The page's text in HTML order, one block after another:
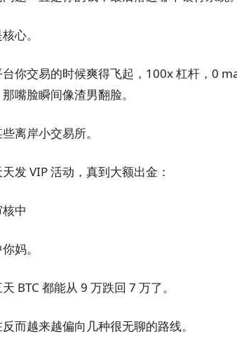
心。
你交易的时候爽得飞起，100x 杠杆，0
嘴脸瞬间像渣男翻脸。
离岸小交易所。
发 VIP 活动，真到大额出金：
中
妈。
BTC 都能从 9 万跌回 7 万了。
而越来越偏向几种很无聊的路线。